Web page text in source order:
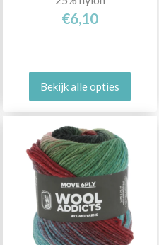
€6,10
Bekijk alle opties